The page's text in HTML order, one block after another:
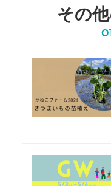
その